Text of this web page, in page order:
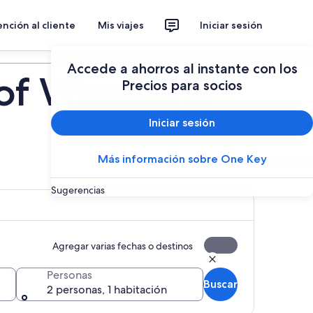
al cliente Mis viajes Iniciar sesión
Accede a ahorros al instante con los
Precios para socios
Iniciar sesión
Más información sobre One Key
Sugerencias
Wonders:
Agregar varias fechas o destinos
Personas
2 personas, 1 habitación
Buscar